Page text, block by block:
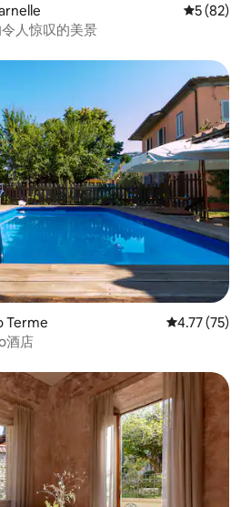
平均评分
5 (82)
人惊叹的美景
Terme 平均评分
4.77 (75)
酒店